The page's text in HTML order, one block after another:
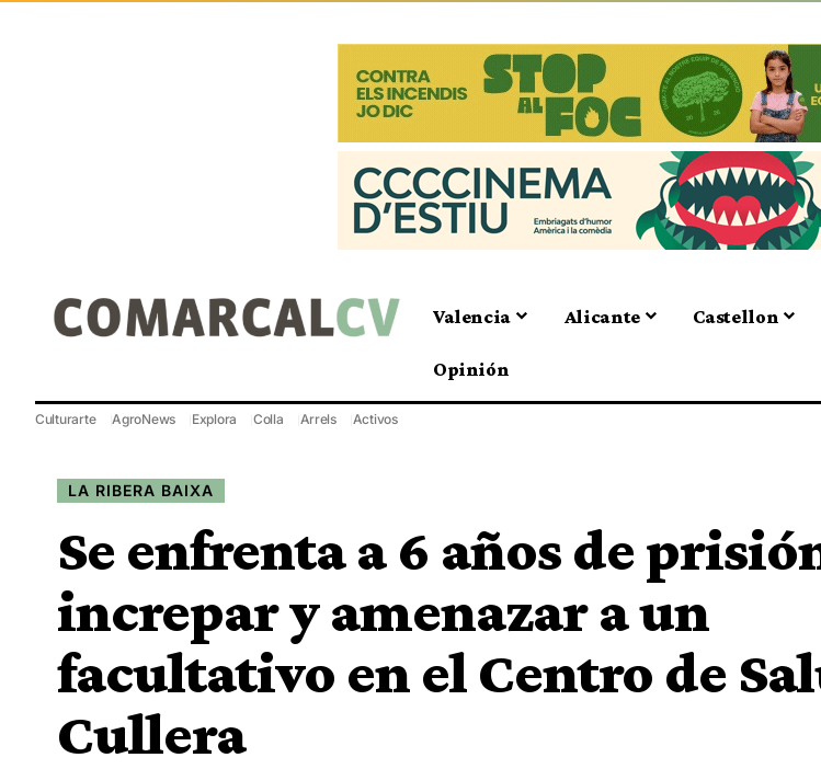
Valencia Alicante Castellon
Opinión
Culturarte AgroNews Explora Colla Arrels Activos
LA RIBERA BAIXA
Se enfrenta a 6 años de
increpar y amenazar a un
facultativo en el Centro de
Cullera